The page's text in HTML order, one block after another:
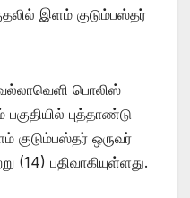
இளம் குடும்பஸ்தர்
பொலிஸ்
பகுதியில் புத்தாண்டு
குடும்பஸ்தர் ஒருவர்
(14) பதிவாகியுள்ளது.